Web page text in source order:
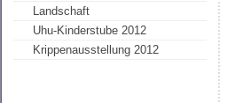
Landschaft
Uhu-Kinderstube 2012
Krippenausstellung 2012